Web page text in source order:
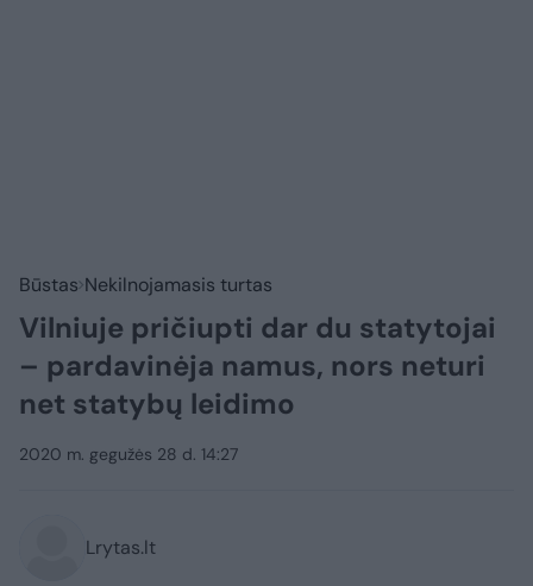
Būstas Nekilnojamasis turtas
Vilniuje pričiupti dar du statytojai
– pardavinėja namus, nors neturi
net statybų leidimo
2020 m. gegužės 28 d. 14:27
Lrytas.lt